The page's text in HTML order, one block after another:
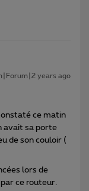
years ago
ce matin
avait sa porte
de son couloir (
lors de
ce routeur.